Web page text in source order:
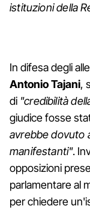
istituzioni della
In difesa degli
Antonio Tajani,
di "credibilità
giudice fosse
avrebbe dovuto
manifestanti".
opposizioni
parlamentare al
per chiedere